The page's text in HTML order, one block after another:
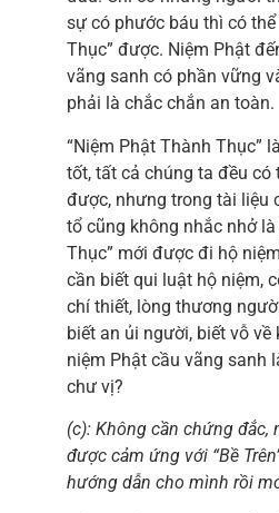
sự có phước báu thì có thể
Thục” được. Niệm Phật
vãng sanh có phần vững
phải là chắc chắn an toàn.
“Niệm Phật Thành Thục”
tốt, tất cả chúng ta đều có
được, nhưng trong tài liệu
tổ cũng không nhắc nhở
Thục” mới được đi hộ
cần biết qui luật hộ niệm,
chí thiết, lòng thương
biết an ủi người, biết vỗ
niệm Phật cầu vãng sanh
chư vị?
(c): Không cần chứng đắc,
được cảm ứng với “Bề
hướng dẫn cho mình rồi